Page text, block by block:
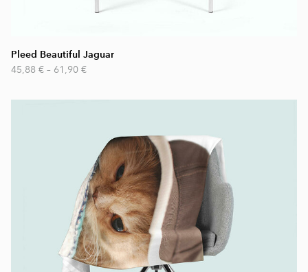
Pleed Beautiful Jaguar
45,88 € – 61,90 €